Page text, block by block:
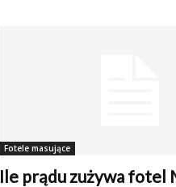
Fotele masujące
Ile prądu zużywa fotel